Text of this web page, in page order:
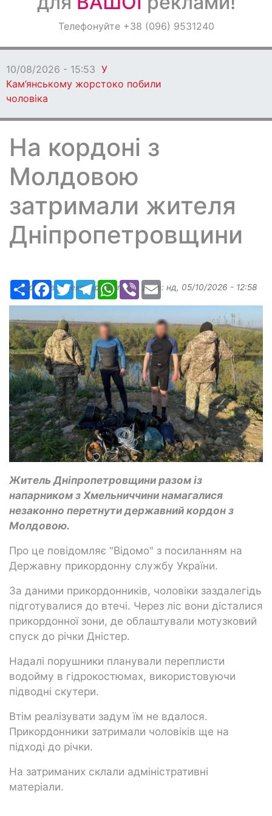
ОголошенняТелефонуйте +38 (096) 9531240
10/08/2026 - 15:53 У
Кам’янському жорстоко побили
чоловіка
На кордоні з
Молдовою
затримали жителя
Дніпропетровщини
РесурсFacebook
TwitterTelegramWhatsApp
ViberEmail
Надіслав:Александр Бугаев, дата: нд, 05/10/2026 - 12:58
Житель Дніпропетровщини разом із
напарником з Хмельниччини намагалися
незаконно перетнути державний кордон з
Молдовою.
Про це повідомляє "Відомо" з посиланням на
Державну прикордонну службу України.
За даними прикордонників, чоловіки заздалегідь
підготувалися до втечі. Через ліс вони дісталися
прикордонної зони, де облаштували мотузковий
спуск до річки Дністер.
Надалі порушники планували переплисти
водойму в гідрокостюмах, використовуючи
підводні скутери.
Втім реалізувати задум їм не вдалося.
Прикордонники затримали чоловіків ще на
підході до річки.
На затриманих склали адміністративні
матеріали.